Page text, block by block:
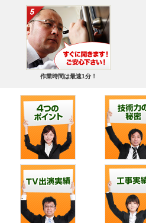
作業時間は最速1分！